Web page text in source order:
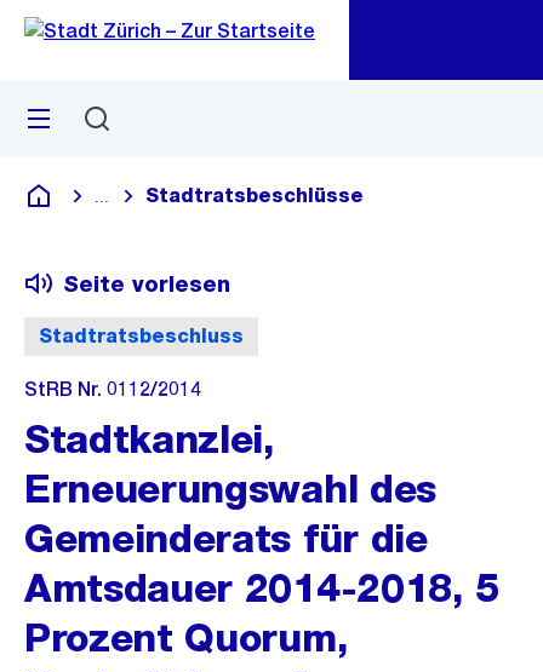
Navigation
Sprunglink
Menü
Deutsch
Blende alle Breadcrumbs ein
Stadtratsbeschlüsse
Stadtratsbeschluss
Seite vorlesen
StRB Nr. 0112/2014
Stadtkanzlei,
Erneuerungswahl des
Gemeinderats für die
Amtsdauer 2014-2018, 5
Prozent Quorum,